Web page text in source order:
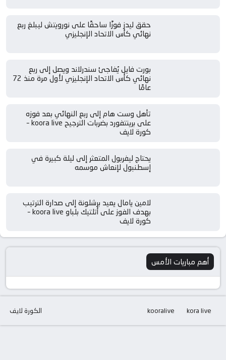
حقق ليدز فوزًا ساحقًا على نورويتش ليبلغ ربع
نهائي كأس الاتحاد الإنجليزي
بورت فايل يُفاجئ سندرلاند ويصل إلى ربع
نهائي كأس الاتحاد الإنجليزي لأول مرة منذ 72
عامًا
تأهل وست هام إلى ربع النهائي بعد فوزه
على برينتفورد بضربات الترجيح koora live –
كورة لايف
يحتاج ليفربول المتعثر إلى ليلة كبيرة في
إسطنبول لإنعاش موسمه
لامين يامال يعيد برشلونة إلى صدارة الترتيب
بهدف الفوز على أتلتيك بلباو koora live –
كورة لايف
أهم مباريات الأمس
الكورة لايف kora live
kooralive